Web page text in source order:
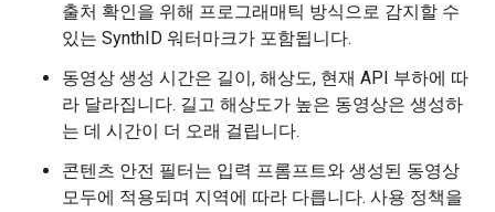
출처 확인을 위해 프로그래매틱 방식으로 감지할 수
있는 SynthID 워터마크가 포함됩니다.
동영상 생성 시간은 길이, 해상도, 현재 API 부하에 따
라 달라집니다. 길고 해상도가 높은 동영상은 생성하
는 데 시간이 더 오래 걸립니다.
콘텐츠 안전 필터는 입력 프롬프트와 생성된 동영상
모두에 적용되며 지역에 따라 다릅니다. 사용 정책을